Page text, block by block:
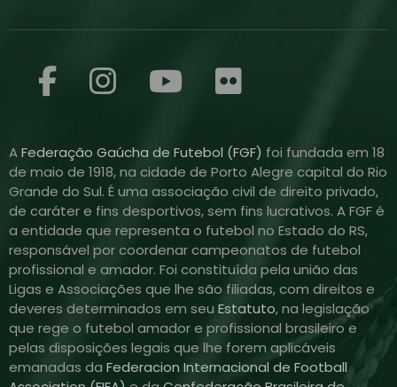
AFederação Gaúcha de Futebol (FGF) foi fundada em 18
de maio de 1918, na cidade de Porto Alegre capital do Rio
Grande do Sul. É uma associação civil de direito privado,
de caráter e fins desportivos, sem fins lucrativos. A FGF é
a entidade que representa o futebol no Estado do RS,
responsável por coordenar campeonatos de futebol
profissional e amador. Foi constituída pela união das
Ligas e Associações que lhe são filiadas, com direitos e
deveres determinados em seu Estatuto, na legislação
que rege o futebol amador e profissional brasileiro e
pelas disposições legais que lhe forem aplicáveis
emanadas da Federacion Internacional de Football